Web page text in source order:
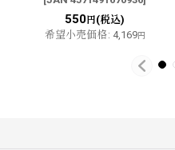
550 円(税込)
希望小売価格: 4,169円